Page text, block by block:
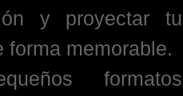
y proyectar tu
forma memorable.
formatos